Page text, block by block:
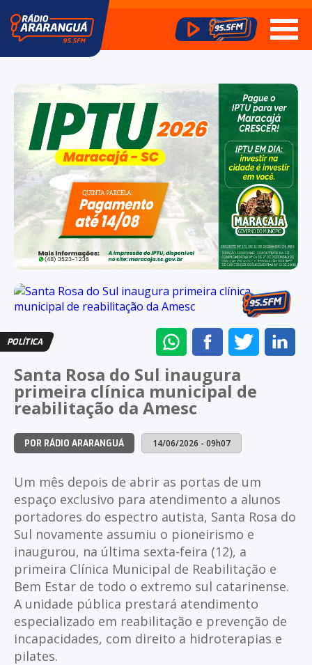
POLÍTICA
ENVIAR
NO
WHATSAPP
COMPARTILHAR
NO
FACEBOOK
NO
Santa Rosa do Sul inaugura
primeira clínica municipal de
reabilitação da Amesc
POR RÁDIO ARARANGUÁ 14/06/2026 - 09h07
Um mês depois de abrir as portas de um
espaço exclusivo para atendimento a alunos
portadores do espectro autista, Santa Rosa do
Sul novamente assumiu o pioneirismo e
inaugurou, na última sexta-feira (12), a
primeira Clínica Municipal de Reabilitação e
Bem Estar de todo o extremo sul catarinense.
A unidade pública prestará atendimento
especializado em reabilitação e prevenção de
incapacidades, com direito a hidroterapias e
pilates.